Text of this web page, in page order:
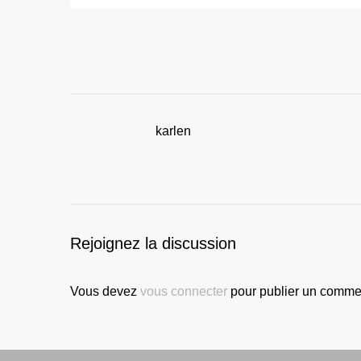
karlen
Rejoignez la discussion
Vous devez vous connecter pour publier un